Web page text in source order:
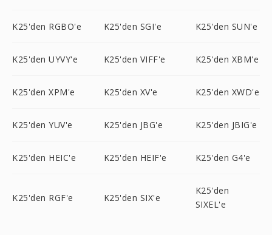
K25'den RGBO'e K25'den SGI'e K25'den SUN'e
K25'den UYVY'e K25'den VIFF'e K25'den XBM'e
K25'den XPM'e K25'den XV'e K25'den XWD'e
K25'den YUV'e K25'den JBG'e K25'den JBIG'e
K25'den HEIC'e K25'den HEIF'e K25'den G4'e
K25'den RGF'e K25'den SIX'e
K25'den
SIXEL'e